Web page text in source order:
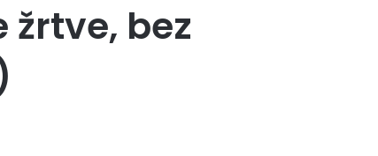
žrtve, bez